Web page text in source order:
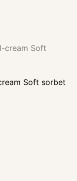
Soft sorbet